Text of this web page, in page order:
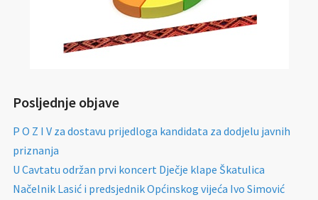
Posljednje objave
P O Z I V za dostavu prijedloga kandidata za dodjelu javnih
priznanja
U Cavtatu održan prvi koncert Dječje klape Škatulica
Načelnik Lasić i predsjednik Općinskog vijeća Ivo Simović